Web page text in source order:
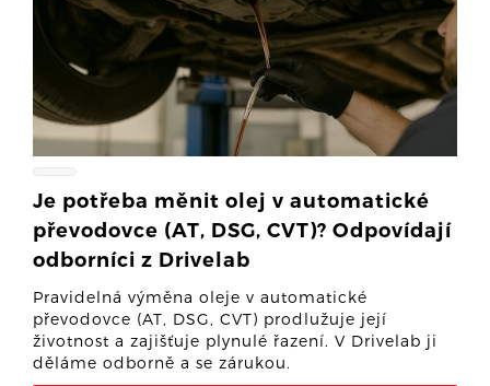
Je potřeba měnit olej v automatické
převodovce (AT, DSG, CVT)? Odpovídají
odborníci z Drivelab
Pravidelná výměna oleje v automatické
převodovce (AT, DSG, CVT) prodlužuje její
životnost a zajišťuje plynulé řazení. V Drivelab ji
děláme odborně a se zárukou.